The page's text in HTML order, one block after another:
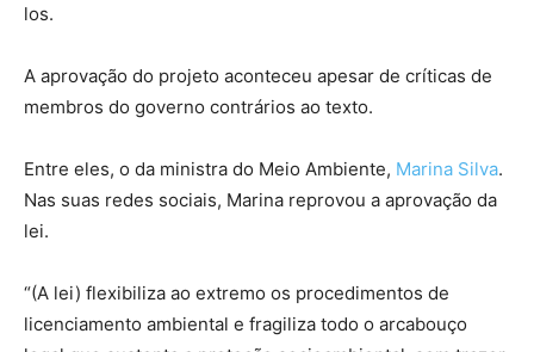
los.
A aprovação do projeto aconteceu apesar de críticas de
membros do governo contrários ao texto.
Entre eles, o da ministra do Meio Ambiente, Marina Silva.
Nas suas redes sociais, Marina reprovou a aprovação da
lei.
“(A lei) flexibiliza ao extremo os procedimentos de
licenciamento ambiental e fragiliza todo o arcabouço